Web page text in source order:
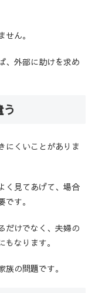
ん。
、外部に助けを求め
にくいことがありま
く見てあげて、場合
す。
だけでなく、夫婦の
なります。
の問題です。